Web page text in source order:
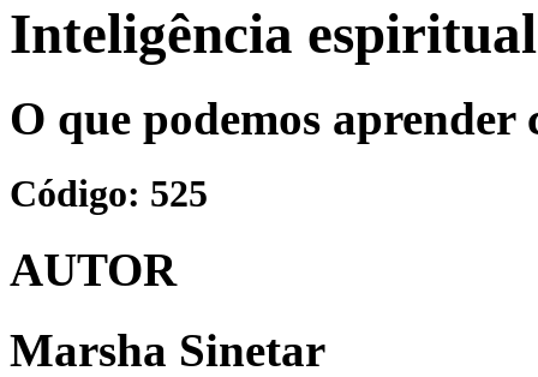
Inteligência espiritual
O que podemos aprender
Código: 525
AUTOR
Marsha Sinetar